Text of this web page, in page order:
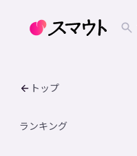
トップ
ランキング